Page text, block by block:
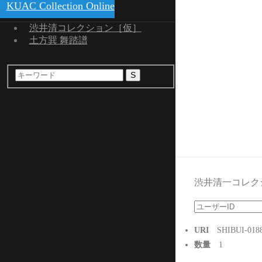
KUAC Collection Online
渋井清コレクション［仮］
土方巽 舞踏譜
S
渋井清一コレ
URI SHIBUI-
数量 1